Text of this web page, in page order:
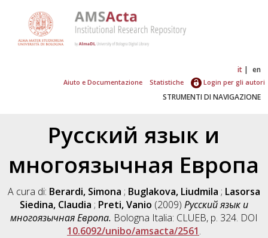
it en
Aiuto e Documentazione Statistiche Login per gli autori
STRUMENTI DI NAVIGAZIONE
Русский язык и
многоязычная Европа
A cura di: Berardi, Simona ; Buglakova, Liudmila ; Lasorsa
Siedina, Claudia ; Preti, Vanio (2009) Русский язык и
многоязычная Европа. Bologna Italia: CLUEB, p. 324. DOI
10.6092/unibo/amsacta/2561.